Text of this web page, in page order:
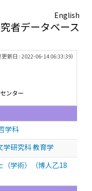
English
者データベース
更新日 : 2022-06-14 06:33:39）
ンター
学科
学研究科 教育学
（学術）（博人乙18